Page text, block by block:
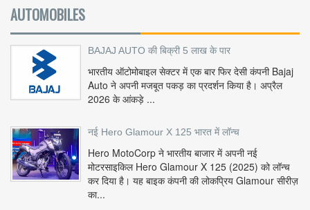
AUTOMOBILES
BAJAJ AUTO की बिक्री 5 लाख के पार
भारतीय ऑटोमोबाइल सेक्टर में एक बार फिर देसी कंपनी Bajaj
Auto ने अपनी मजबूत पकड़ का प्रदर्शन किया है। अप्रैल
2026 के आंकड़े ...
नई Hero Glamour X 125 भारत में लॉन्च
Hero MotoCorp ने भारतीय बाजार में अपनी नई
मोटरसाइकिल Hero Glamour X 125 (2025) को लॉन्च
कर दिया है। यह बाइक कंपनी की लोकप्रिय Glamour सीरीज़
का...